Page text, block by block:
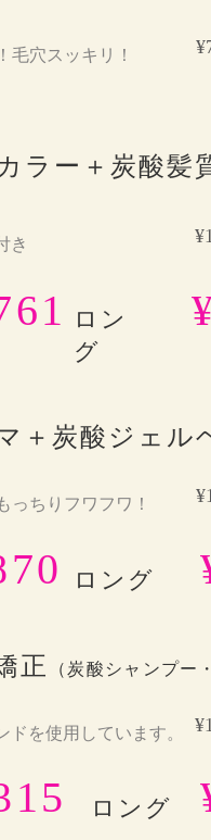
毛穴スッキリ！
ラー＋炭酸髪
き
ロン
グ
＋炭酸ジェル
ちりフワフワ！
ロング
正 （炭酸シャンプー
を使用しています。
ロング